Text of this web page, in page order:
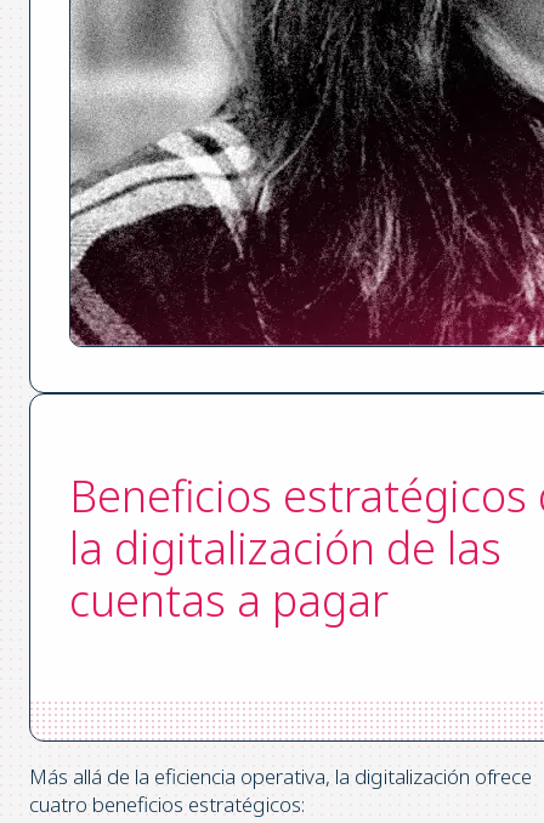
Beneficios estratégicos
la digitalización de las
cuentas a pagar
Más allá de la eficiencia operativa, la digitalización ofrece
cuatro beneficios estratégicos: